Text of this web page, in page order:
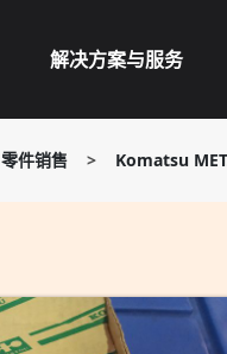
解决方案与服务
零件销售 > Komatsu